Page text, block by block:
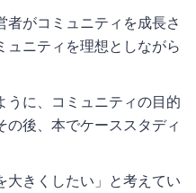
がコミュニティを成長さ
ュニティを理想としながら
うに、コミュニティの目的
の後、本でケーススタディ
大きくしたい」と考えてい